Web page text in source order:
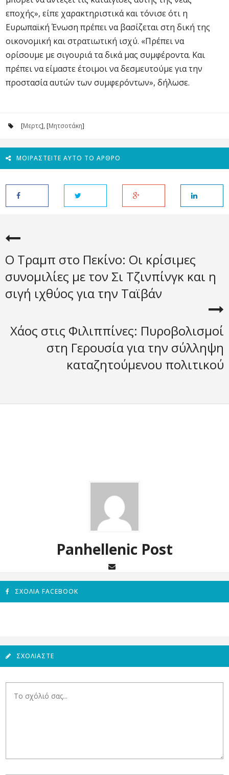
εποχής», είπε χαρακτηριστικά και τόνισε ότι η
Ευρωπαϊκή Ένωση πρέπει να βασίζεται στη δική της
οικονομική και στρατιωτική ισχύ. «Πρέπει να
ορίσουμε με σιγουριά τα δικά μας συμφέροντα. Και
πρέπει να είμαστε έτοιμοι να δεσμευτούμε για την
προστασία αυτών των συμφερόντων», δήλωσε.
[Μερτς], [Μητσοτάκη]
ΜΟΙΡΑΣΤΕΊΤΕ ΑΥΤΌ ΤΟ ΆΡΘΡΟ
Ο Τραμπ στο Πεκίνο: Οι κρίσιμες
συνομιλίες με τον Σι Τζινπίνγκ και η
σιγή ιχθύος για την Ταϊβάν
Χάος στις Φιλιππίνες: Πυροβολισμοί
στη Γερουσία για την σύλληψη
καταζητούμενου πολιτικού
Panhellenic Post
ΣΧΌΛΙΑ FACEBOOK
ΣΧΟΛΙΆΣΤΕ